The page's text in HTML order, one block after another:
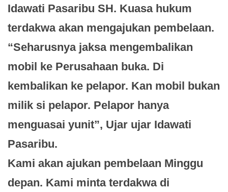
Idawati Pasaribu SH. Kuasa hukum
terdakwa akan mengajukan pembelaan.
“Seharusnya jaksa mengembalikan
mobil ke Perusahaan buka. Di
kembalikan ke pelapor. Kan mobil bukan
milik si pelapor. Pelapor hanya
menguasai yunit”, Ujar ujar Idawati
Pasaribu.
Kami akan ajukan pembelaan Minggu
depan. Kami minta terdakwa di